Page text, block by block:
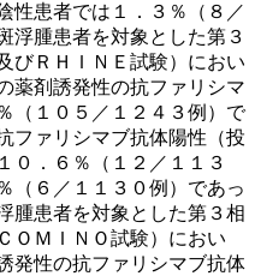
性患者では１．３％（８／
浮腫患者を対象とした第３
びＲＨＩＮＥ試験）におい
薬剤誘発性の抗ファリシマ
（１０５／１２４３例）で
ファリシマブ抗体陽性（投
０．６％（１２／１１３
（６／１１３０例）であっ
腫患者を対象とした第３相
ＯＭＩＮＯ試験）におい
発性の抗ファリシマブ抗体